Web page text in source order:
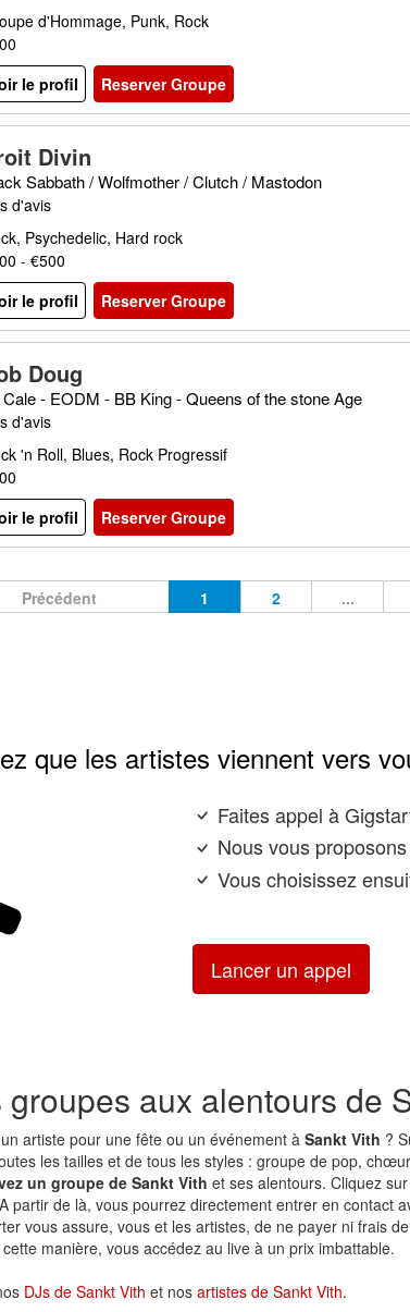
d'Hommage, Punk, Rock
le profil
Reserver Groupe
Divin
Sabbath / Wolfmother / Clutch / Mastodon
d'avis
Psychedelic, Hard rock
- €500
le profil
Reserver Groupe
Doug
- EODM - BB King - Queens of the stone Age
d'avis
'n Roll, Blues, Rock Progressif
le profil
Reserver Groupe
Précédent 1 2 ...
que les artistes viennent vers
Faites appel à
Nous vous
Vous choisissez
Lancer un appel
groupes aux alentours de
artiste pour une fête ou un événement à Sankt Vith ?
les tailles et de tous les styles : groupe de pop,
un groupe de Sankt Vith et ses alentours. Cliquez
partir de là, vous pourrez directement entrer en contact
vous assure, vous et les artistes, de ne payer ni frais
manière, vous accédez au live à un prix imbattable.
DJs de Sankt Vith et nos artistes de Sankt Vith.